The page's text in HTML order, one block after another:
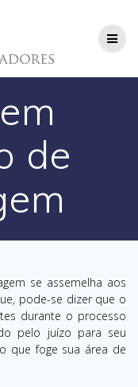
de
se assemelha aos
pode-se dizer que o
durante o processo
pelo juízo para seu
que foge sua área de